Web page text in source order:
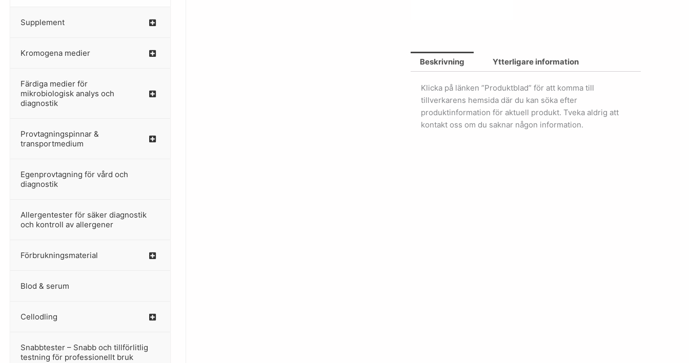
Supplement
–
Kromogena medier
–
Färdiga medier för
mikrobiologisk analys och
diagnostik
Provtagningspinnar &
transportmedium
–
Egenprovtagning för vård och
diagnostik
–
Allergentester för säker diagnostik
och kontroll av allergener
–
Förbrukningsmaterial
Blod & serum
Cellodling
–
Snabbtester – Snabb och tillförlitlig
testning för professionellt bruk
–
Beskrivning Ytterligare information
Klicka på länken ”Produktblad” för att komma till
tillverkarens hemsida där du kan söka efter
produktinformation för aktuell produkt. Tveka aldrig att
kontakt oss om du saknar någon information.